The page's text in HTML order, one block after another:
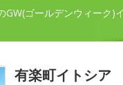
GW(ゴールデンウィーク)
有楽町イトシア